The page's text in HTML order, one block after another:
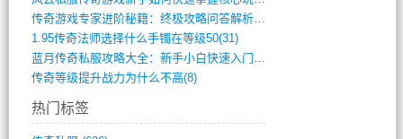
传奇游戏专家进阶秘籍：终极攻略问答解析(848)
1.95传奇法师选择什么手镯在等级50(31)
蓝月传奇私服攻略大全：新手小白快速入门指(386)
传奇等级提升战力为什么不高(8)
热门标签